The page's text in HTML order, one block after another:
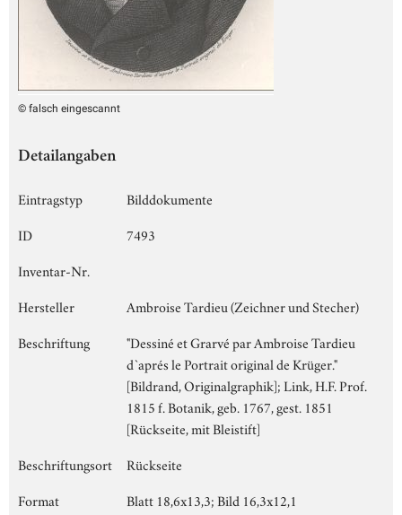
© falsch eingescannt
Detailangaben
Eintragstyp
Bilddokumente
ID
7493
Inventar-Nr.
Hersteller
Ambroise Tardieu (Zeichner und Stecher)
Beschriftung
"Dessiné et Grarvé par Ambroise Tardieu
d`aprés le Portrait original de Krüger."
[Bildrand, Originalgraphik]; Link, H.F. Prof.
1815 f. Botanik, geb. 1767, gest. 1851
[Rückseite, mit Bleistift]
Beschriftungsort
Rückseite
Format
Blatt 18,6x13,3; Bild 16,3x12,1